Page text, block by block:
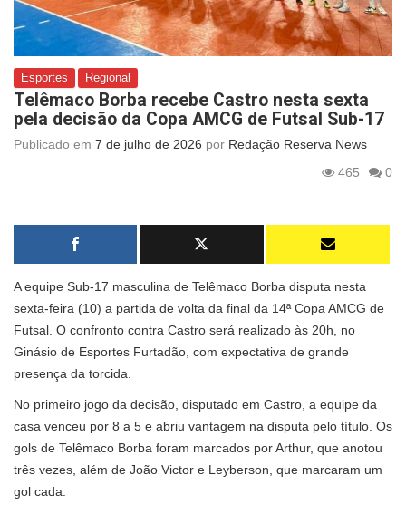
Esportes Regional
Telêmaco Borba recebe Castro nesta sexta
pela decisão da Copa AMCG de Futsal Sub-17
Publicado em 7 de julho de 2026 por Redação Reserva News
465
0
A equipe Sub-17 masculina de Telêmaco Borba disputa nesta
sexta-feira (10) a partida de volta da final da 14ª Copa AMCG de
Futsal. O confronto contra Castro será realizado às 20h, no
Ginásio de Esportes Furtadão, com expectativa de grande
presença da torcida.
No primeiro jogo da decisão, disputado em Castro, a equipe da
casa venceu por 8 a 5 e abriu vantagem na disputa pelo título. Os
gols de Telêmaco Borba foram marcados por Arthur, que anotou
três vezes, além de João Victor e Leyberson, que marcaram um
gol cada.